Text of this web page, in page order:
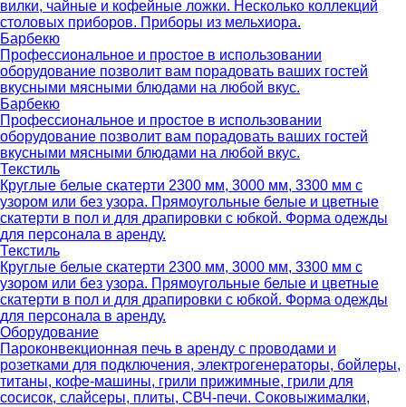
вилки, чайные и кофейные ложки. Несколько коллекций
столовых приборов. Приборы из мельхиора.
Барбекю
Профессиональное и простое в использовании
оборудование позволит вам порадовать ваших гостей
вкусными мясными блюдами на любой вкус.
Барбекю
Профессиональное и простое в использовании
оборудование позволит вам порадовать ваших гостей
вкусными мясными блюдами на любой вкус.
Текстиль
Круглые белые скатерти 2300 мм, 3000 мм, 3300 мм с
узором или без узора. Прямоугольные белые и цветные
скатерти в пол и для драпировки с юбкой. Форма одежды
для персонала в аренду.
Текстиль
Круглые белые скатерти 2300 мм, 3000 мм, 3300 мм с
узором или без узора. Прямоугольные белые и цветные
скатерти в пол и для драпировки с юбкой. Форма одежды
для персонала в аренду.
Оборудование
Пароконвекционная печь в аренду с проводами и
розетками для подключения, электрогенераторы, бойлеры,
титаны, кофе-машины, грили прижимные, грили для
сосисок, слайсеры, плиты, СВЧ-печи. Соковыжималки,